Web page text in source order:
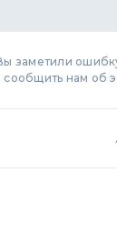
заметили
сообщить нам об